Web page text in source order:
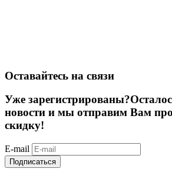
Оставайтесь на связи
Уже зарегистрированы?
новости и мы отправим Вам
скидку!
E-mail
Подписаться